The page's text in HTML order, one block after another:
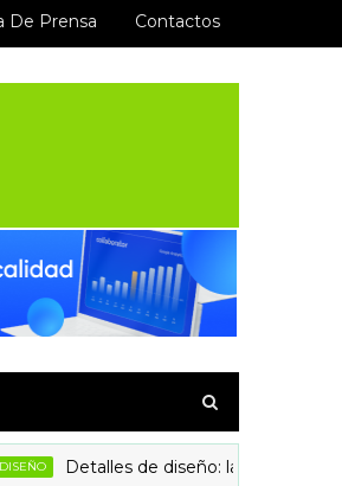
De Prensa Contactos
Detalles de diseño: la clave para